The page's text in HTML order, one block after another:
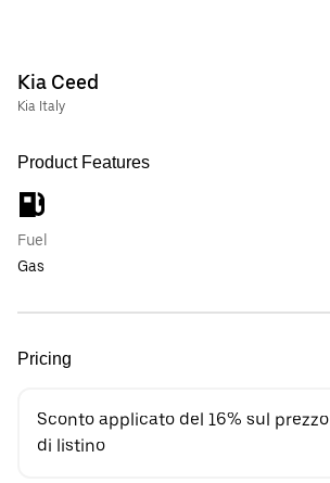
Kia Ceed
Kia Italy
Product Features
Fuel
Gas
Pricing
Sconto applicato del 16% sul prezzo
di listino